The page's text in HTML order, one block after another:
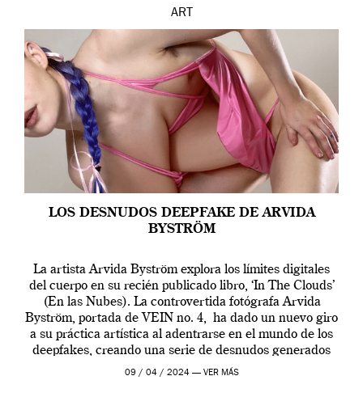
ART
LOS DESNUDOS DEEPFAKE DE ARVIDA
BYSTRÖM
La artista Arvida Byström explora los límites digitales
del cuerpo en su recién publicado libro, ‘In The Clouds’
(En las Nubes). La controvertida fotógrafa Arvida
Byström, portada de VEIN no. 4, ha dado un nuevo giro
a su práctica artística al adentrarse en el mundo de los
deepfakes, creando una serie de desnudos generados
por […]
09 / 04 / 2024 — VER MÁS